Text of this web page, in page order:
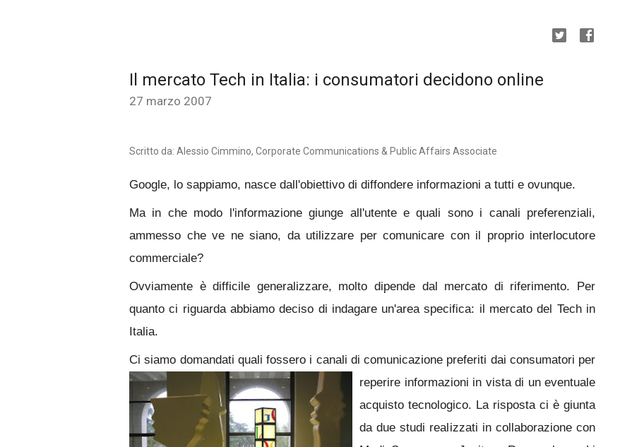
Il mercato Tech in Italia: i consumatori decidono online
27 marzo 2007
Scritto da: Alessio Cimmino, Corporate Communications & Public Affairs Associate
Google, lo sappiamo, nasce dall'obiettivo di diffondere informazioni a tutti e ovunque.
Ma in che modo l'informazione giunge all'utente e quali sono i canali preferenziali,
ammesso che ve ne siano, da utilizzare per comunicare con il proprio interlocutore
commerciale?
Ovviamente è difficile generalizzare, molto dipende dal mercato di riferimento. Per
quanto ci riguarda abbiamo deciso di indagare un'area specifica: il mercato del Tech in
Italia.
Ci siamo domandati quali fossero i canali di comunicazione preferiti dai consumatori per
reperire informazioni in vista di un eventuale
acquisto tecnologico. La risposta ci è giunta
da due studi realizzati in collaborazione con